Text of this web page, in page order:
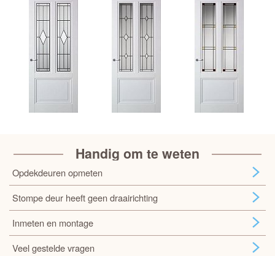
Handig om te weten
Opdekdeuren opmeten
Stompe deur heeft geen draairichting
Inmeten en montage
Veel gestelde vragen